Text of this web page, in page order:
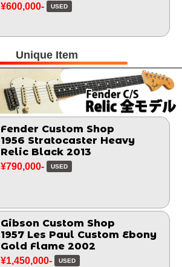
¥600,000- USED
Unique Item
Fender Custom Shop
1956 Stratocaster Heavy
Relic Black 2013
¥790,000- USED
Gibson Custom Shop
1957 Les Paul Custom Ebony
Gold Flame 2002
¥1,450,000- USED